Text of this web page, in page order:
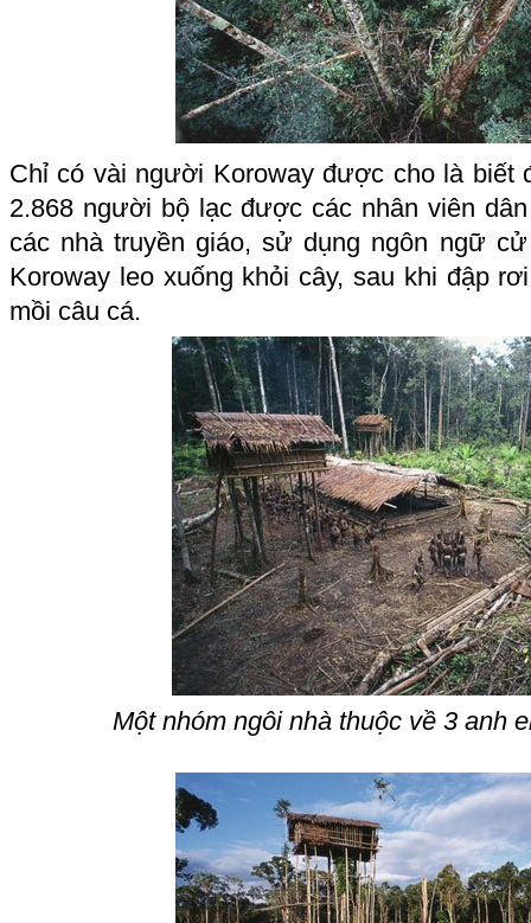
Chỉ có vài người Koroway được cho là biết
2.868 người bộ lạc được các nhân viên
các nhà truyền giáo, sử dụng ngôn ngữ
Koroway leo xuống khỏi cây, sau khi đập
mồi câu cá.
Một nhóm ngôi nhà thuộc về 3 anh